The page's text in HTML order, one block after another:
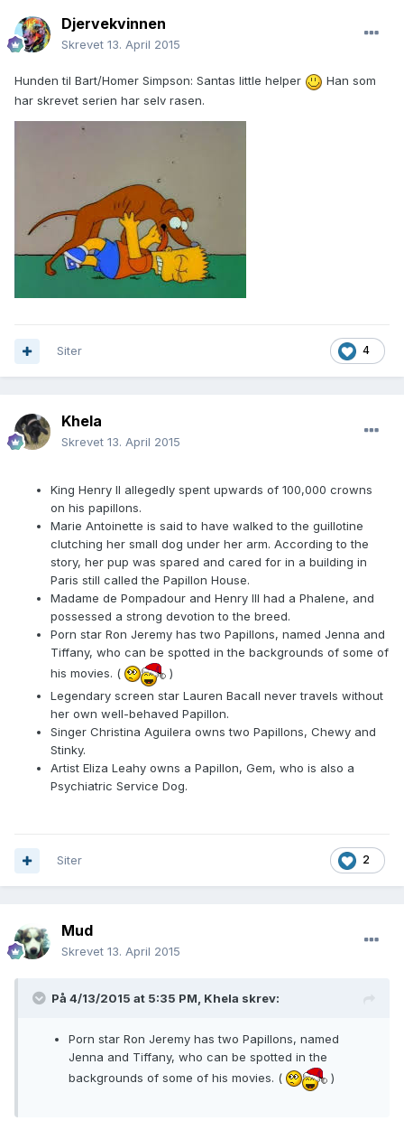
Djervekvinnen
Skrevet 13. April 2015
Hunden til Bart/Homer Simpson: Santas little helper
Han som
har skrevet serien har selv rasen.
4
Siter
Khela
Skrevet 13. April 2015
King Henry II allegedly spent upwards of 100,000 crowns
on his papillons.
Marie Antoinette is said to have walked to the guillotine
clutching her small dog under her arm. According to the
story, her pup was spared and cared for in a building in
Paris still called the Papillon House.
Madame de Pompadour and Henry III had a Phalene, and
possessed a strong devotion to the breed.
Porn star Ron Jeremy has two Papillons, named Jenna and
Tiffany, who can be spotted in the backgrounds of some of
his movies. (
)
Legendary screen star Lauren Bacall never travels without
her own well-behaved Papillon.
Singer Christina Aguilera owns two Papillons, Chewy and
Stinky.
Artist Eliza Leahy owns a Papillon, Gem, who is also a
Psychiatric Service Dog.
2
Siter
Mud
Skrevet 13. April 2015
På 4/13/2015 at 5:35 PM, Khela skrev:
Porn star Ron Jeremy has two Papillons, named
Jenna and Tiffany, who can be spotted in the
backgrounds of some of his movies. (
)